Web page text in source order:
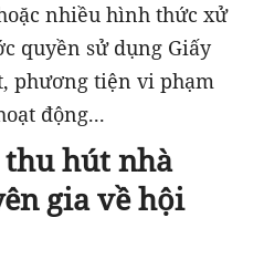
nhiều hình thức xử
quyền sử dụng Giấy
phương tiện vi phạm
động...
thu hút nhà
gia về hội